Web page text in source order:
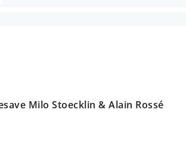
Milo Stoecklin & Alain Rossé